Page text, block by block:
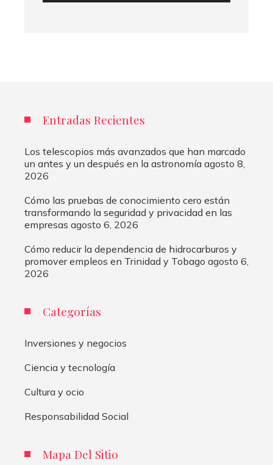
Entradas Recientes
Los telescopios más avanzados que han marcado
un antes y un después en la astronomía agosto 8,
2026
Cómo las pruebas de conocimiento cero están
transformando la seguridad y privacidad en las
empresas agosto 6, 2026
Cómo reducir la dependencia de hidrocarburos y
promover empleos en Trinidad y Tobago agosto 6,
2026
Categorías
Inversiones y negocios
Ciencia y tecnología
Cultura y ocio
Responsabilidad Social
Mapa Del Sitio